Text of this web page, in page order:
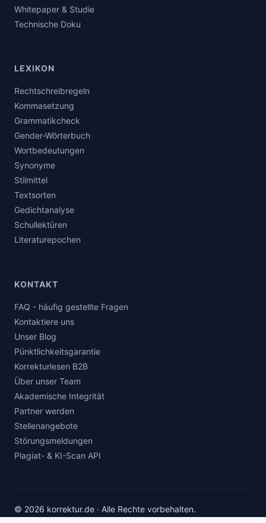
Whitepaper & Studie
Technische Doku
LEXIKON
Rechtschreibregeln
Kommasetzung
Grammatikcheck
Gender-Wörterbuch
Wortbedeutungen
Synonyme
Stilmittel
Textsorten
Gedichtanalyse
Schullektüren
Literaturepochen
KONTAKT
FAQ - häufig gestellte Fragen
Kontaktiere uns
Unser Blog
Pünktlichkeitsgarantie
Korrekturlesen B2B
Über unser Team
Akademische Integrität
Partner werden
Stellenangebote
Störungsmeldungen
Plagiat- & KI-Scan API
© 2026 korrektur.de · Alle Rechte vorbehalten.